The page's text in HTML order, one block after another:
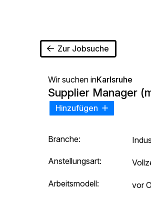
Zur Jobsuche
Wir suchen inKarlsruhe
Supplier Manager
Hinzufügen
Branche:
Anstellungsart:
Arbeitsmodell: vor